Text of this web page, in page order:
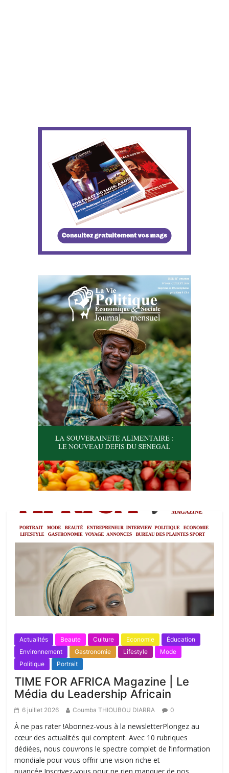
Actualités Beaute Culture Economie
Éducation
Environnement
Gastronomie Lifestyle
Mode
Politique
Portrait
TIME FOR AFRICA Magazine | Le
Média du Leadership Africain
6 juillet 2026 Coumba THIOUBOU DIARRA 0
À ne pas rater !Abonnez-vous à la newsletterPlongez au
cœur des actualités qui comptent. Avec 10 rubriques
dédiées, nous couvrons le spectre complet de l’information
mondiale pour vous offrir une vision riche et